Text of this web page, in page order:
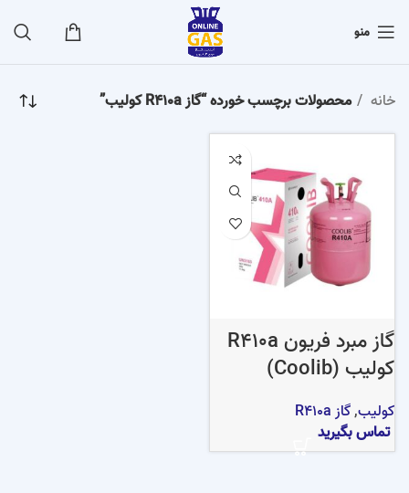
منو
خانه محصولات برچسب خورده “گاز R410a کولیب”
گاز مبرد فریون R410a
کولیب (Coolib)
کولیب,گاز R410a
تماس بگیرید